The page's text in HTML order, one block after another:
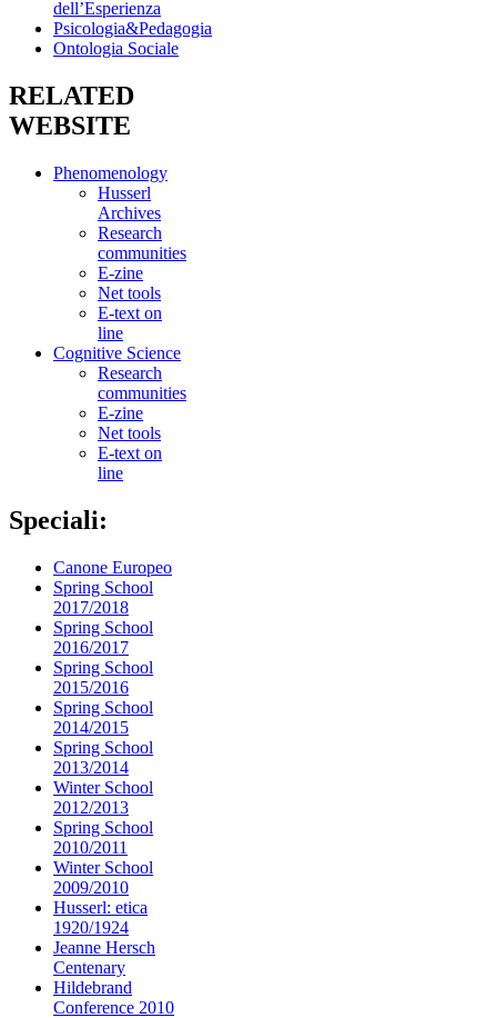
dell’Esperienza
Psicologia&Pedagogia
Ontologia Sociale
RELATED
WEBSITE
Phenomenology
Husserl
Archives
Research
communities
E-zine
Net tools
E-text on
line
Cognitive Science
Research
communities
E-zine
Net tools
E-text on
line
Speciali:
Canone Europeo
Spring School
2017/2018
Spring School
2016/2017
Spring School
2015/2016
Spring School
2014/2015
Spring School
2013/2014
Winter School
2012/2013
Spring School
2010/2011
Winter School
2009/2010
Husserl: etica
1920/1924
Jeanne Hersch
Centenary
Hildebrand
Conference 2010